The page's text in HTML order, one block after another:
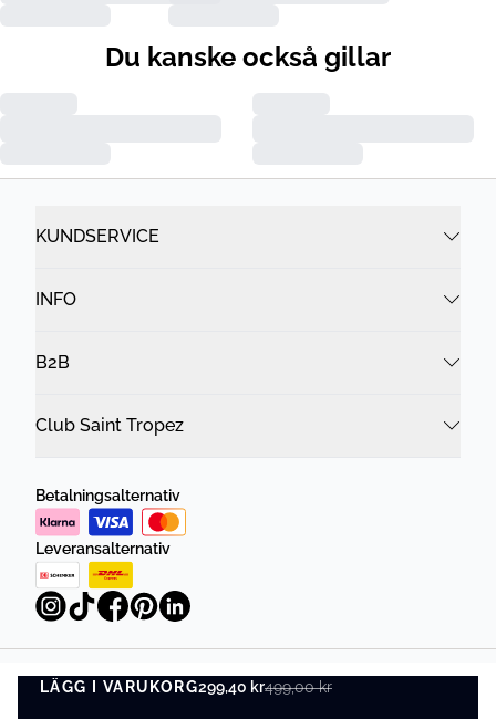
LÄGG I VARUKORG299,40 kr499,00 kr
LÄGG I VARUKORG
Du kanske också gillar
KUNDSERVICE
INFO
B2B
Club Saint Tropez
Betalningsalternativ
Leveransalternativ
Integritetspolicy Villkor